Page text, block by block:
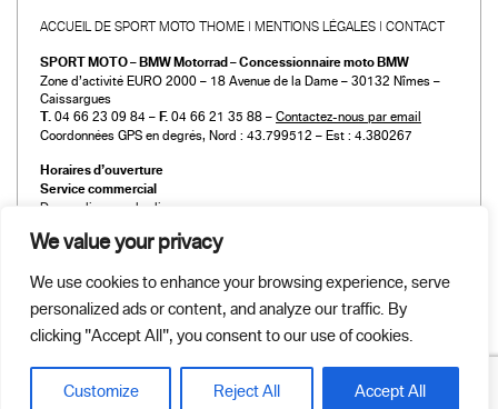
We value your privacy
We use cookies to enhance your browsing experience, serve
personalized ads or content, and analyze our traffic. By
clicking "Accept All", you consent to our use of cookies.
Customize Reject All Accept All
ACCUEIL DE SPORT MOTO THOME MENTIONS LÉGALES CONTACT
SPORT MOTO – BMW Motorrad – Concessionnaire moto BMW
Zone d’activité EURO 2000 – 18 Avenue de la Dame – 30132 Nîmes –
Caissargues
T. 04 66 23 09 84 – F. 04 66 21 35 88 – Contactez-nous par email
Coordonnées GPS en degrés, Nord : 43.799512 – Est : 4.380267
Horaires d’ouverture
Service commercial
Du mardi au vendredi :
Le samedi :
Du mardi au vendredi :
de 9h00 à 12h00 et de 14h00 à 19h00
de 9h00 à 12h00 et de 14h00 à 18h00